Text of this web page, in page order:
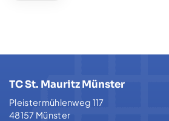
TC St. Mauritz Münster
Pleistermühlenweg 117
48157 Münster